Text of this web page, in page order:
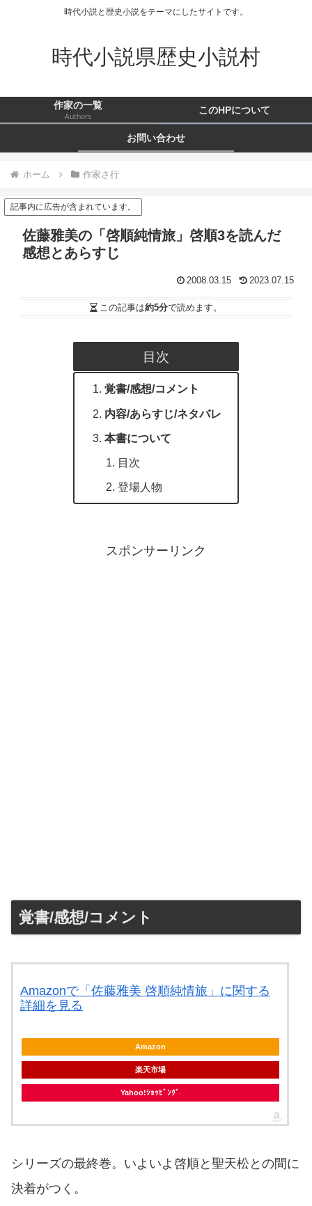
時代小説と歴史小説をテーマにしたサイトです。
時代小説県歴史小説村
作家の一覧
Authors
このHPについて
お問い合わせ
ホーム 作家さ行
記事内に広告が含まれています。
佐藤雅美の「啓順純情旅」啓順3を読んだ
感想とあらすじ
2008.03.15 2023.07.15
この記事は約5分で読めます。
目次
覚書/感想/コメント
内容/あらすじ/ネタバレ
本書について
目次
登場人物
スポンサーリンク
覚書/感想/コメント
Amazonで「佐藤雅美 啓順純情旅」に関する
詳細を見る
Amazon
楽天市場
Yahoo!ｼｮｯﾋﾟﾝｸﾞ
シリーズの最終巻。いよいよ啓順と聖天松との間に
決着がつく。